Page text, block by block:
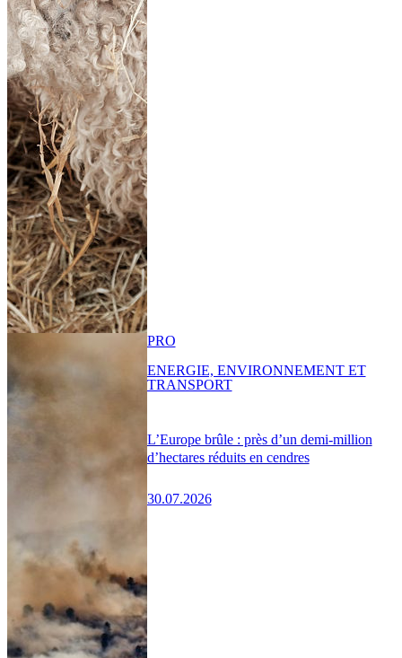
L’Europe brûle : près d’un demi-million
d’hectares réduits en cendres
30.07.2026
PRO
ENERGIE, ENVIRONNEMENT ET
TRANSPORT